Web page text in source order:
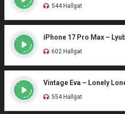
544 Hallgat
iPhone 17 Pro Max –
602 Hallgat
Vintage Eva – Lonely
554 Hallgat